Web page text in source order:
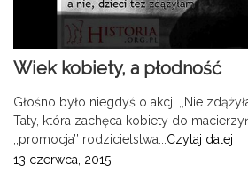
Wiek kobiety, a płodność
Głośno było niegdyś o akcji ,,Nie
Taty, która zachęca kobiety do
,,promocja’’ rodzicielstwa...Czytaj dalej
13 czerwca, 2015